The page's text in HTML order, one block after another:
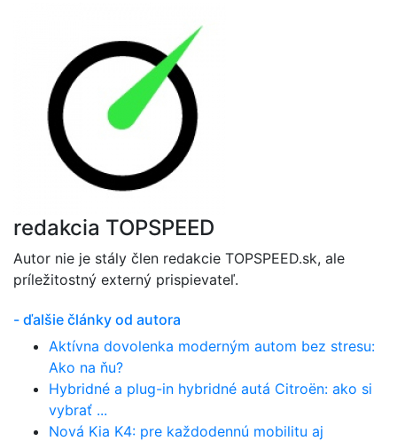
redakcia TOPSPEED
Autor nie je stály člen redakcie TOPSPEED.sk, ale
príležitostný externý prispievateľ.
- ďalšie články od autora
Aktívna dovolenka moderným autom bez stresu:
Ako na ňu?
Hybridné a plug-in hybridné autá Citroën: ako si
vybrať ...
Nová Kia K4: pre každodennú mobilitu aj